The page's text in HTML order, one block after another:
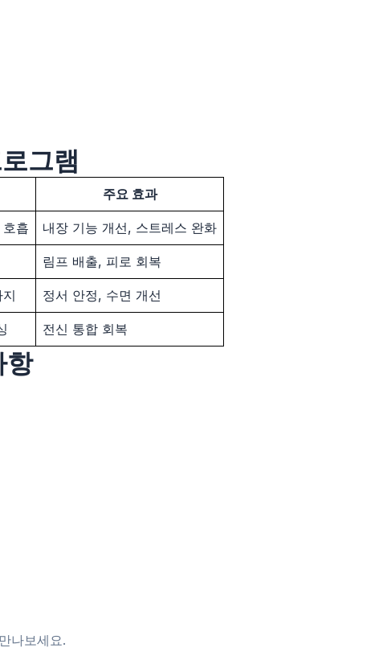
그램
주요 효과
흡 내장 기능 개선, 스트레스 완화
림프 배출, 피로 회복
정서 안정, 수면 개선
전신 통합 회복
항
나보세요.